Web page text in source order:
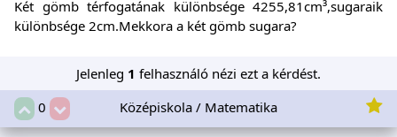
Két gömb térfogatának különbsége 4255,81cm³,sugaraik
különbsége 2cm.Mekkora a két gömb sugara?
Jelenleg 1 felhasználó nézi ezt a kérdést.
0
Középiskola / Matematika